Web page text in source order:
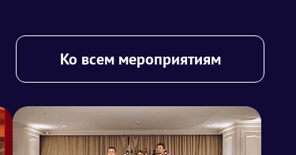
Ко всем мероприятиям